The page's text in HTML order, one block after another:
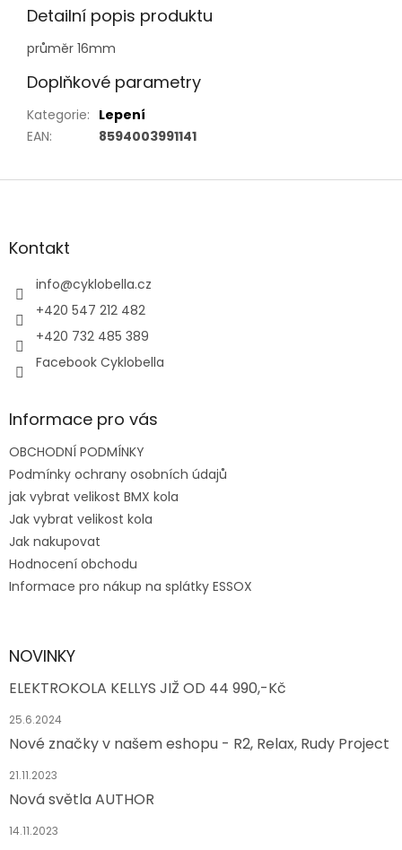
Detailní popis produktu
průměr 16mm
Doplňkové parametry
Kategorie: Lepení
EAN: 8594003991141
Z
aKontakt
info@cyklobella.cz
+420 547 212 482
+420 732 485 389
Facebook Cyklobella
Informace pro vás
OBCHODNÍ PODMÍNKY
Podmínky ochrany osobních údajů
jak vybrat velikost BMX kola
Jak vybrat velikost kola
Jak nakupovat
Hodnocení obchodu
Informace pro nákup na splátky ESSOX
NOVINKY
ELEKTROKOLA KELLYS JIŽ OD 44 990,-Kč
25.6.2024
Nové značky v našem eshopu - R2, Relax, Rudy Project
21.11.2023
Nová světla AUTHOR
14.11.2023